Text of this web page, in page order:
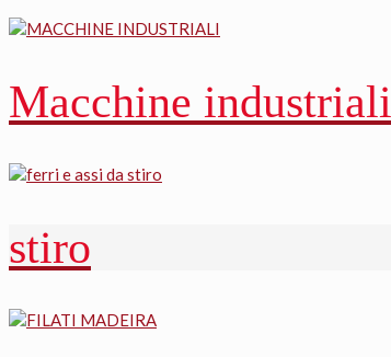
Macchine industriali
stiro